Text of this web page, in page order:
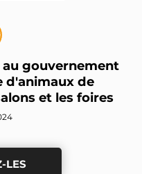
gouvernement
d'animaux de
et les foires
LES